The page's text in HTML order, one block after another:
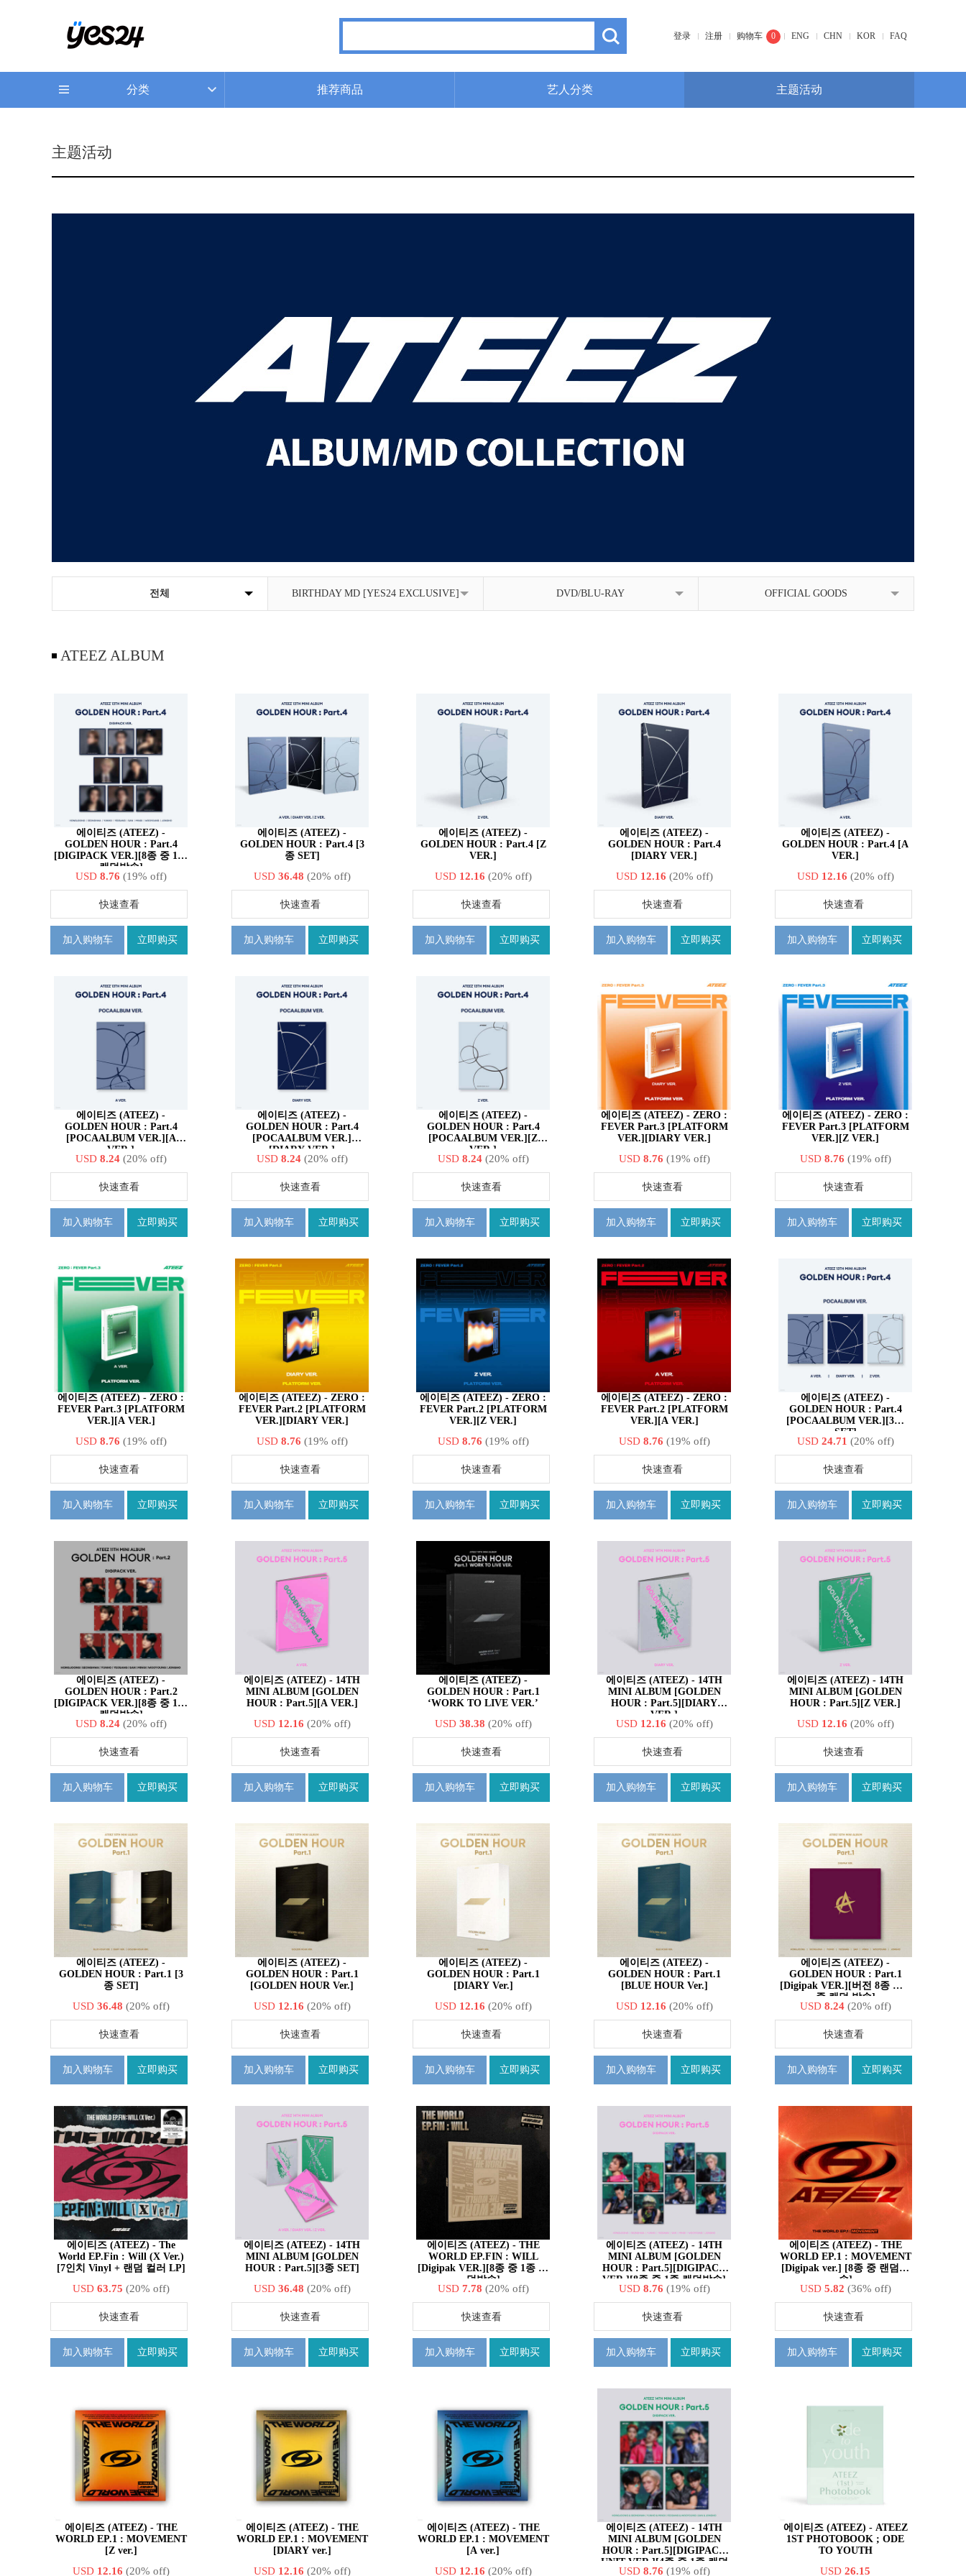
登录 注册 购物车 0 ENG CHN KOR FAQ
分类 推荐商品 艺人分类 主题活动
主题活动
전체 BIRTHDAY MD [YES24 EXCLUSIVE] DVD/BLU-RAY OFFICIAL GOODS
ATEEZ ALBUM
에이티즈 (ATEEZ) -
GOLDEN HOUR : Part.4
[DIGIPACK VER.][8종 중 1종
랜덤발송]
USD 8.76 (19% off)
快速查看
加入购物车 立即购买
에이티즈 (ATEEZ) -
GOLDEN HOUR : Part.4 [3
종 SET]
USD 36.48 (20% off)
快速查看
加入购物车 立即购买
에이티즈 (ATEEZ) -
GOLDEN HOUR : Part.4 [Z
VER.]
USD 12.16 (20% off)
快速查看
加入购物车 立即购买
에이티즈 (ATEEZ) -
GOLDEN HOUR : Part.4
[DIARY VER.]
USD 12.16 (20% off)
快速查看
加入购物车 立即购买
에이티즈 (ATEEZ) -
GOLDEN HOUR : Part.4 [A
VER.]
USD 12.16 (20% off)
快速查看
加入购物车 立即购买
에이티즈 (ATEEZ) -
GOLDEN HOUR : Part.4
[POCAALBUM VER.][A
VER.]
USD 8.24 (20% off)
快速查看
加入购物车 立即购买
에이티즈 (ATEEZ) -
GOLDEN HOUR : Part.4
[POCAALBUM VER.]
[DIARY VER.]
USD 8.24 (20% off)
快速查看
加入购物车 立即购买
에이티즈 (ATEEZ) -
GOLDEN HOUR : Part.4
[POCAALBUM VER.][Z
VER.]
USD 8.24 (20% off)
快速查看
加入购物车 立即购买
에이티즈 (ATEEZ) - ZERO :
FEVER Part.3 [PLATFORM
VER.][DIARY VER.]
USD 8.76 (19% off)
快速查看
加入购物车 立即购买
에이티즈 (ATEEZ) - ZERO :
FEVER Part.3 [PLATFORM
VER.][Z VER.]
USD 8.76 (19% off)
快速查看
加入购物车 立即购买
에이티즈 (ATEEZ) - ZERO :
FEVER Part.3 [PLATFORM
VER.][A VER.]
USD 8.76 (19% off)
快速查看
加入购物车 立即购买
에이티즈 (ATEEZ) - ZERO :
FEVER Part.2 [PLATFORM
VER.][DIARY VER.]
USD 8.76 (19% off)
快速查看
加入购物车 立即购买
에이티즈 (ATEEZ) - ZERO :
FEVER Part.2 [PLATFORM
VER.][Z VER.]
USD 8.76 (19% off)
快速查看
加入购物车 立即购买
에이티즈 (ATEEZ) - ZERO :
FEVER Part.2 [PLATFORM
VER.][A VER.]
USD 8.76 (19% off)
快速查看
加入购物车 立即购买
에이티즈 (ATEEZ) -
GOLDEN HOUR : Part.4
[POCAALBUM VER.][3종
SET]
USD 24.71 (20% off)
快速查看
加入购物车 立即购买
에이티즈 (ATEEZ) -
GOLDEN HOUR : Part.2
[DIGIPACK VER.][8종 중 1종
랜덤발송]
USD 8.24 (20% off)
快速查看
加入购物车 立即购买
에이티즈 (ATEEZ) - 14TH
MINI ALBUM [GOLDEN
HOUR : Part.5][A VER.]
USD 12.16 (20% off)
快速查看
加入购物车 立即购买
에이티즈 (ATEEZ) -
GOLDEN HOUR : Part.1
‘WORK TO LIVE VER.’
USD 38.38 (20% off)
快速查看
加入购物车 立即购买
에이티즈 (ATEEZ) - 14TH
MINI ALBUM [GOLDEN
HOUR : Part.5][DIARY
VER.]
USD 12.16 (20% off)
快速查看
加入购物车 立即购买
에이티즈 (ATEEZ) - 14TH
MINI ALBUM [GOLDEN
HOUR : Part.5][Z VER.]
USD 12.16 (20% off)
快速查看
加入购物车 立即购买
에이티즈 (ATEEZ) -
GOLDEN HOUR : Part.1 [3
종 SET]
USD 36.48 (20% off)
快速查看
加入购物车 立即购买
에이티즈 (ATEEZ) -
GOLDEN HOUR : Part.1
[GOLDEN HOUR Ver.]
USD 12.16 (20% off)
快速查看
加入购物车 立即购买
에이티즈 (ATEEZ) -
GOLDEN HOUR : Part.1
[DIARY Ver.]
USD 12.16 (20% off)
快速查看
加入购物车 立即购买
에이티즈 (ATEEZ) -
GOLDEN HOUR : Part.1
[BLUE HOUR Ver.]
USD 12.16 (20% off)
快速查看
加入购物车 立即购买
에이티즈 (ATEEZ) -
GOLDEN HOUR : Part.1
[Digipak VER.][버전 8종 중 1
종 랜덤 발송]
USD 8.24 (20% off)
快速查看
加入购物车 立即购买
에이티즈 (ATEEZ) - The
World EP.Fin : Will (X Ver.)
[7인치 Vinyl + 랜덤 컬러 LP]
USD 63.75 (20% off)
快速查看
加入购物车 立即购买
에이티즈 (ATEEZ) - 14TH
MINI ALBUM [GOLDEN
HOUR : Part.5][3종 SET]
USD 36.48 (20% off)
快速查看
加入购物车 立即购买
에이티즈 (ATEEZ) - THE
WORLD EP.FIN : WILL
[Digipak VER.][8종 중 1종 랜
덤발송]
USD 7.78 (20% off)
快速查看
加入购物车 立即购买
에이티즈 (ATEEZ) - 14TH
MINI ALBUM [GOLDEN
HOUR : Part.5][DIGIPACK
VER.][8종 중 1종 랜덤발송]
USD 8.76 (19% off)
快速查看
加入购物车 立即购买
에이티즈 (ATEEZ) - THE
WORLD EP.1 : MOVEMENT
[Digipak ver.] [8종 중 랜덤발
송]
USD 5.82 (36% off)
快速查看
加入购物车 立即购买
에이티즈 (ATEEZ) - THE
WORLD EP.1 : MOVEMENT
[Z ver.]
USD 12.16 (20% off)
에이티즈 (ATEEZ) - THE
WORLD EP.1 : MOVEMENT
[DIARY ver.]
USD 12.16 (20% off)
에이티즈 (ATEEZ) - THE
WORLD EP.1 : MOVEMENT
[A ver.]
USD 12.16 (20% off)
에이티즈 (ATEEZ) - 14TH
MINI ALBUM [GOLDEN
HOUR : Part.5][DIGIPACK
UNIT VER.][4종 중 1종 랜덤
발송]
USD 8.76 (19% off)
에이티즈 (ATEEZ) - ATEEZ
1ST PHOTOBOOK ; ODE
TO YOUTH
USD 26.15